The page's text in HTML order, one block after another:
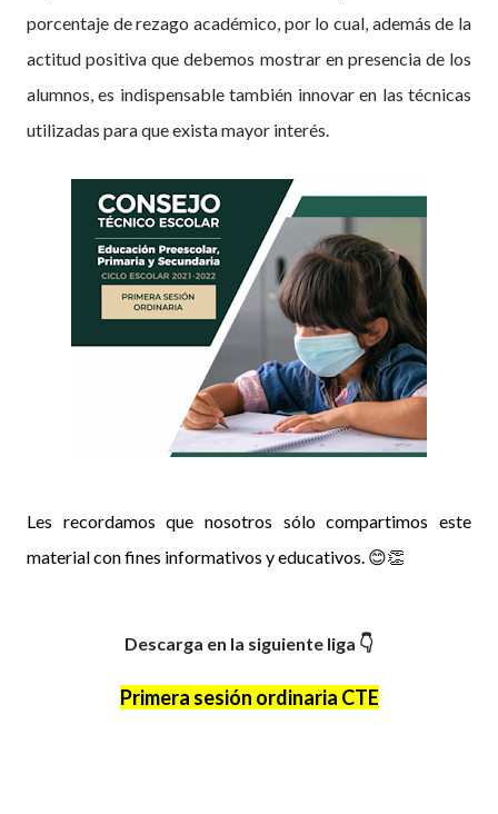
porcentaje de rezago académico, por lo cual, además de la
actitud positiva que debemos mostrar en presencia de los
alumnos, es indispensable también innovar en las técnicas
utilizadas para que exista mayor interés.
Les recordamos que nosotros sólo compartimos este
material con fines informativos y educativos. 😊👏
Descarga en la siguiente liga 👇
Primera sesión ordinaria CTE